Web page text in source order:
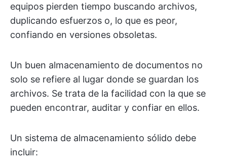
equipos pierden tiempo buscando archivos,
duplicando esfuerzos o, lo que es peor,
confiando en versiones obsoletas.
Un buen almacenamiento de documentos no
solo se refiere al lugar donde se guardan los
archivos. Se trata de la facilidad con la que se
pueden encontrar, auditar y confiar en ellos.
Un sistema de almacenamiento sólido debe
incluir: